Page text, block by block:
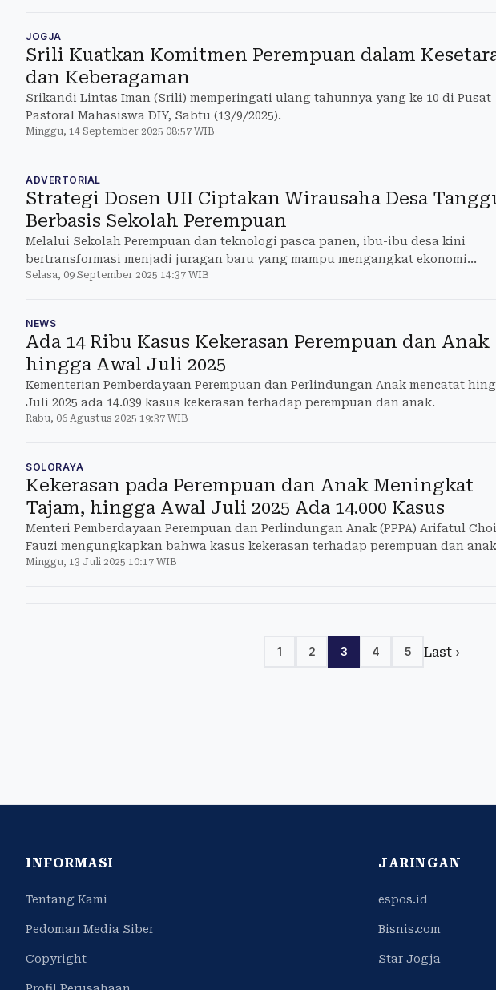
JOGJA
Srili Kuatkan Komitmen Perempuan dalam
dan Keberagaman
Srikandi Lintas Iman (Srili) memperingati ulang tahunnya yang ke 10 di Pusat
Pastoral Mahasiswa DIY, Sabtu (13/9/2025).
Minggu, 14 September 2025 08:57 WIB
ADVERTORIAL
Strategi Dosen UII Ciptakan Wirausaha Desa
Berbasis Sekolah Perempuan
Melalui Sekolah Perempuan dan teknologi pasca panen, ibu-ibu desa kini
bertransformasi menjadi juragan baru yang mampu mengangkat ekonomi
keluarga sekaligus
Selasa, 09 September 2025 14:37 WIB
NEWS
Ada 14 Ribu Kasus Kekerasan Perempuan dan Anak
hingga Awal Juli 2025
Kementerian Pemberdayaan Perempuan dan Perlindungan Anak mencatat
Juli 2025 ada 14.039 kasus kekerasan terhadap perempuan dan anak.
Rabu, 06 Agustus 2025 19:37 WIB
SOLORAYA
Kekerasan pada Perempuan dan Anak Meningkat
Tajam, hingga Awal Juli 2025 Ada 14.000 Kasus
Menteri Pemberdayaan Perempuan dan Perlindungan Anak (PPPA) Arifatul
Fauzi mengungkapkan bahwa kasus kekerasan terhadap perempuan dan anak
secara nasiona
Minggu, 13 Juli 2025 10:17 WIB
1 2 3 4 5 Last ›
INFORMASI
Tentang Kami
Pedoman Media Siber
Copyright
JARINGAN
espos.id
Bisnis.com
Star Jogja